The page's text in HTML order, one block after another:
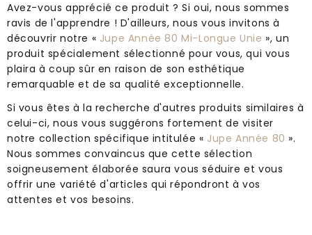
Avez-vous apprécié ce produit ? Si oui, nous sommes
ravis de l'apprendre ! D'ailleurs, nous vous invitons à
découvrir notre « Jupe Année 80 Mi-Longue Unie », un
produit spécialement sélectionné pour vous, qui vous
plaira à coup sûr en raison de son esthétique
remarquable et de sa qualité exceptionnelle.
Si vous êtes à la recherche d'autres produits similaires à
celui-ci, nous vous suggérons fortement de visiter
notre collection spécifique intitulée « Jupe Année 80 ».
Nous sommes convaincus que cette sélection
soigneusement élaborée saura vous séduire et vous
offrir une variété d'articles qui répondront à vos
attentes et vos besoins.